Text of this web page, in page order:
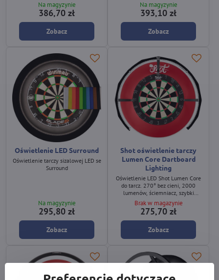
Na magyzynie
386,70 zł
Zobacz
Na magyzynie
393,10 zł
Zobacz
Oświetlenie LED Surround
Oświetlenie tarczy sizalowej LED se
Surround
Na magyzynie
295,80 zł
Zobacz
Shot oświetlenie tarczy
Lumen Core Dartboard
Lighting
Oświetlenie LED Shot Lumen Core
do tarcz. 270° bez cieni, 2000
lumenów, ściemniacz, szybki
Brak w magazynie
275,70 zł
Zobacz